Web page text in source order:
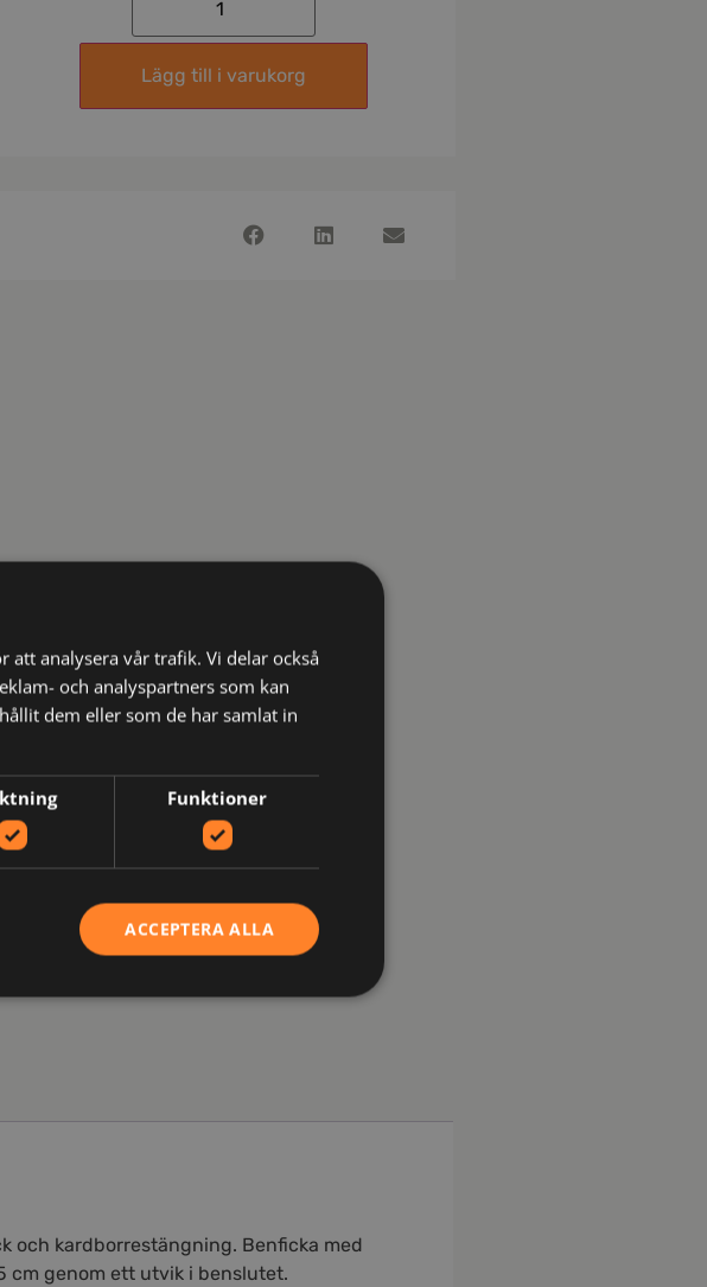
Lägg till i varukorg
och kardborrestängning. Benficka med
cm genom ett utvik i benslutet.
att analysera vår trafik. Vi delar också
och analyspartners som kan
dem eller som de har samlat in
Funktioner
ACCEPTERA ALLA